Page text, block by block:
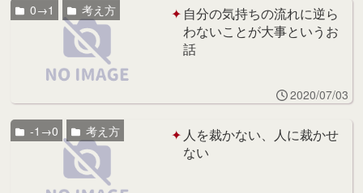
自分の気持ちの流れに逆ら
わないことが大事というお
話
0→1 考え方
2020/07/03
人を裁かない、人に裁かせ
ない
-1→0 考え方